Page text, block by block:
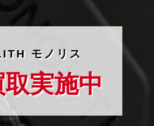
モノリス
実施中